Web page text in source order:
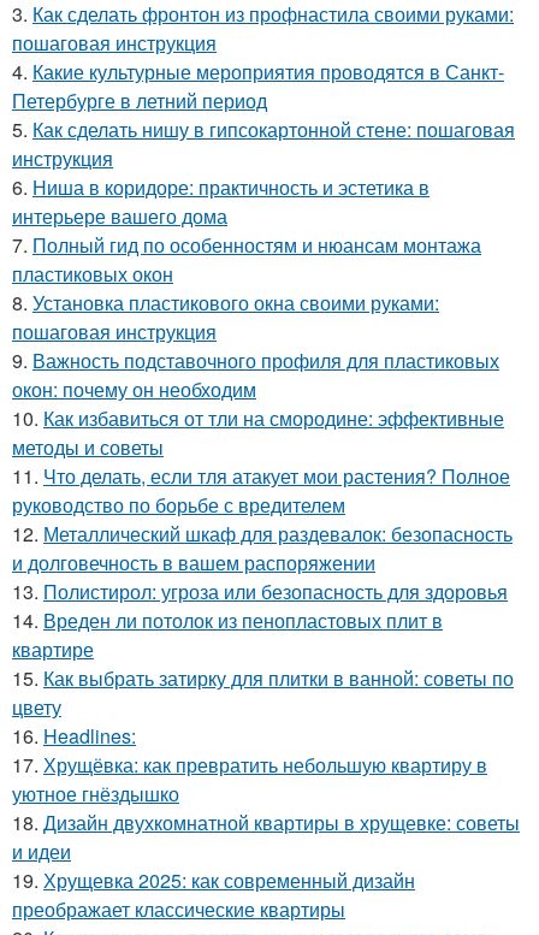
3. Как сделать фронтон из профнастила своими руками:
пошаговая инструкция
4. Какие культурные мероприятия проводятся в Санкт-
Петербурге в летний период
5. Как сделать нишу в гипсокартонной стене: пошаговая
инструкция
6. Ниша в коридоре: практичность и эстетика в
интерьере вашего дома
7. Полный гид по особенностям и нюансам монтажа
пластиковых окон
8. Установка пластикового окна своими руками:
пошаговая инструкция
9. Важность подставочного профиля для пластиковых
окон: почему он необходим
10. Как избавиться от тли на смородине: эффективные
методы и советы
11. Что делать, если тля атакует мои растения? Полное
руководство по борьбе с вредителем
12. Металлический шкаф для раздевалок: безопасность
и долговечность в вашем распоряжении
13. Полистирол: угроза или безопасность для здоровья
14. Вреден ли потолок из пенопластовых плит в
квартире
15. Как выбрать затирку для плитки в ванной: советы по
цвету
16. Headlines:
17. Хрущёвка: как превратить небольшую квартиру в
уютное гнёздышко
18. Дизайн двухкомнатной квартиры в хрущевке: советы
и идеи
19. Хрущевка 2025: как современный дизайн
преображает классические квартиры